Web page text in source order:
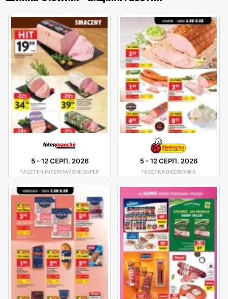
5-12 СЕРП. 2026
ГАЗЕТКА INTERMARCHE SUPER
5-12 СЕРП. 2026
ГАЗЕТКА BIEDRONKA